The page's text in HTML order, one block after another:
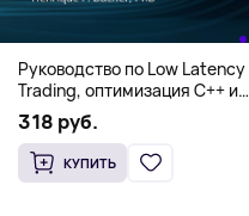
Руководство по Low Latency
Trading, оптимизация C++ и
системная архитектура для
HFT
318 руб.
КУПИТЬ